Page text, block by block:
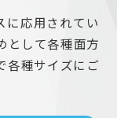
に応用されてい
として各種面方
各種サイズにご